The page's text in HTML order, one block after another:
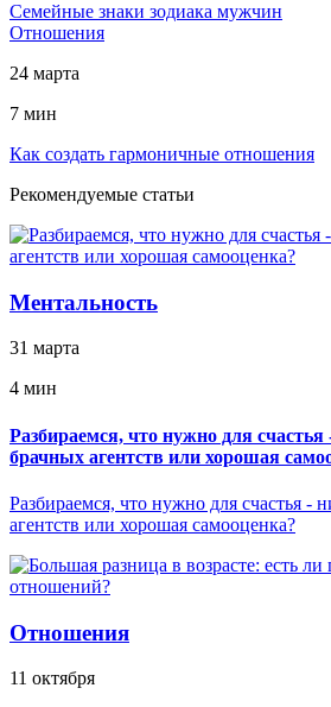
Cемейные знаки зодиака мужчин
Отношения
24 марта
7 мин
Как создать гармоничные отношения
Рекомендуемые статьи
Ментальность
31 марта
4 мин
Разбираемся, что нужно для счастья
брачных агентств или хорошая
Разбираемся, что нужно для счастья -
агентств или хорошая самооценка?
Отношения
11 октября